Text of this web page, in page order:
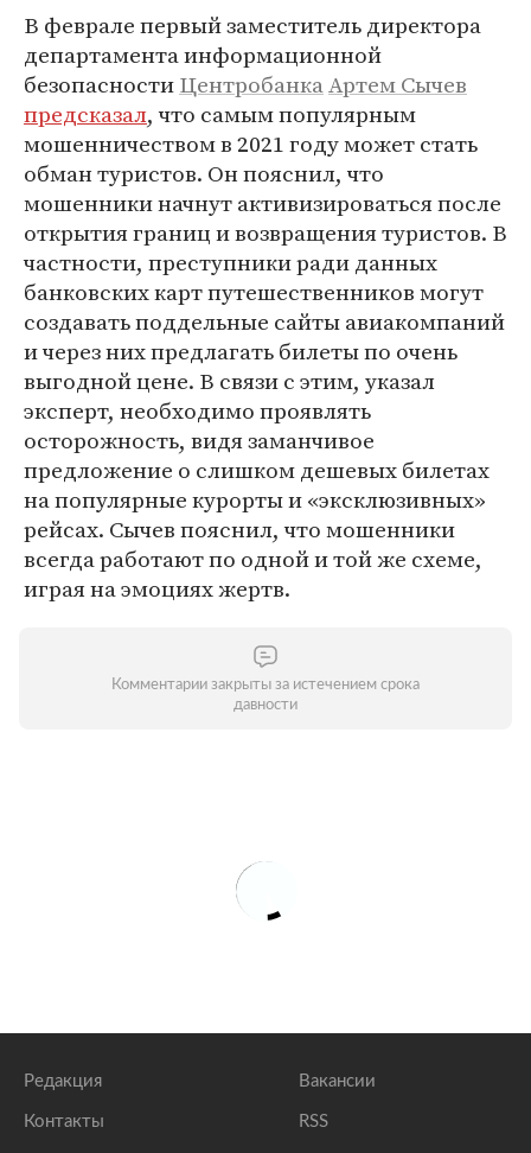
В феврале первый заместитель директора
департамента информационной
безопасностиЦентробанкаАртем Сычев
предсказал, что самым популярным
мошенничеством в 2021 году может стать
обман туристов. Он пояснил, что
мошенники начнут активизироваться после
открытия границ и возвращения туристов. В
частности, преступники ради данных
банковских карт путешественников могут
создавать поддельные сайты авиакомпаний
и через них предлагать билеты по очень
выгодной цене. В связи с этим, указал
эксперт, необходимо проявлять
осторожность, видя заманчивое
предложение о слишком дешевых билетах
на популярные курорты и «эксклюзивных»
рейсах. Сычев пояснил, что мошенники
всегда работают по одной и той же схеме,
играя на эмоциях жертв.
Комментарии закрыты за истечением срока
давности
Редакция
Контакты
Вакансии
RSS